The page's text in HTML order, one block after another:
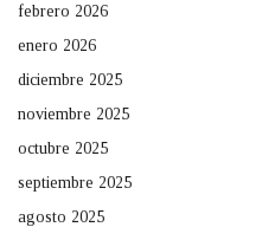
febrero 2026
enero 2026
diciembre 2025
noviembre 2025
octubre 2025
septiembre 2025
agosto 2025